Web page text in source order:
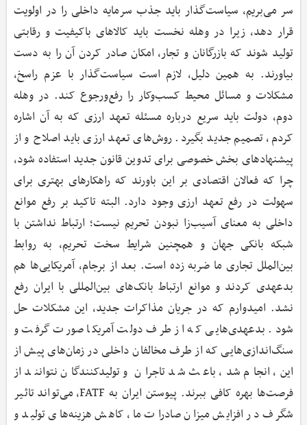
سر می‌بریم، سیاست‌گذار باید جذب سرمایه داخلی را در اولویت
قرار دهد، زیرا در وهله نخست باید کالاهای باکیفیت و رقابتی
تولید شوند که بازرگانان و تجار، امکان صادر کردن آن را به دست
بیاورند. به همین دلیل، لازم است سیاست‌گذار با عزم راسخ،
مشکلات و مسائل محیط کسب‌وکار را رفع‌ورجوع کند. در وهله
دوم، دولت باید سریع درباره مسئله تعهد ارزی که به آن اشاره
کردم، تصمیم جدید بگیرد. روش‌های تعهد ارزی باید اصلاح و از
پیشنهادهای بخش خصوصی برای تدوین قانون جدید استفاده شود،
چرا که فعالان اقتصادی بر این باورند که راهکارهای بهتری برای
سهولت در رفع تعهد ارزی وجود دارد. البته تاکید بر رفع موانع
داخلی به معنای آسیب‌زا نبودن تحریم نیست؛ ارتباط نداشتن با
شبکه بانکی جهان و همچنین شرایط سخت تحریم، به روابط
بین‌الملل تجاری ما ضربه زده است. بعد از برجام، آمریکایی‌ها هم
بدعهدی کردند و موانع ارتباط بانک‌های بین‌المللی با ایران رفع
نشد. امیدوارم که در جریان مذاکرات جدید، این مشکلات حل
شود. بدعهدی‌هایی که از طرف دولت آمریکا صورت گرفت و
سنگ‌اندازی‌هایی که از طرف مخالفان داخلی در زمان‌های پیش از
این، انجام شد، باعث شد تاجران و تولیدکنندگان نتوانند از
فرصت‌ها بهره کافی ببرند. پیوستن ایران به FATF، می‌تواند تاثیر
شگرف در افزایش میزان صادرات ما، کاهش هزینه‌های تولید و